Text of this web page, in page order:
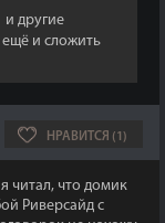
и другие
ещё и сложить
НРАВИТСЯ (1)
читал, что домик
Риверсайд с